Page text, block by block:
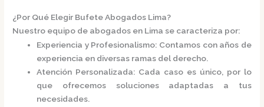
¿Por Qué Elegir Bufete Abogados Lima?
Nuestro equipo de abogados en Lima se caracteriza por:​
Experiencia y Profesionalismo: Contamos con años de
experiencia en diversas ramas del derecho.
Atención Personalizada: Cada caso es único, por lo
que ofrecemos soluciones adaptadas a tus
necesidades.